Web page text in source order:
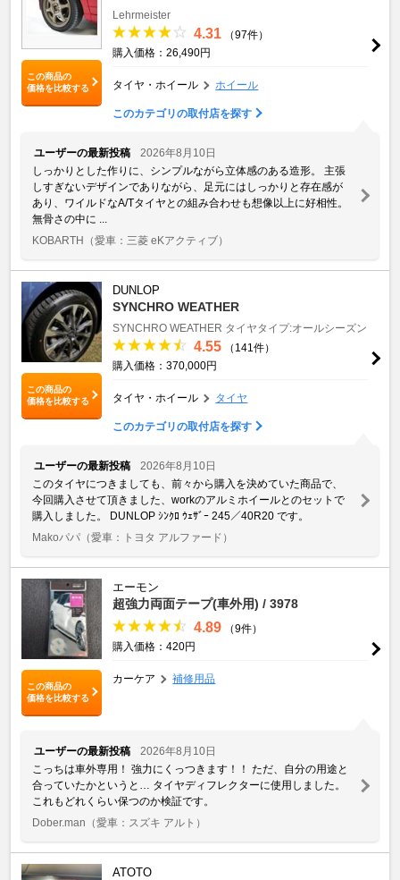
この商品の
価格を比較する
Lehrmeister
4.31
（97件）
購入価格：26,490円
タイヤ・ホイール ホイール
このカテゴリの取付店を探す
ユーザーの最新投稿
2026年8月10日
しっかりとした作りに、シンプルながら立体感のある造形。 主張
しすぎないデザインでありながら、足元にはしっかりと存在感が
あり、ワイルドなA/Tタイヤとの組み合わせも想像以上に好相性。
無骨さの中に ...
KOBARTH （愛車：三菱 eKアクティブ）
この商品の
価格を比較する
DUNLOP
SYNCHRO WEATHER
SYNCHRO WEATHER タイヤタイプ:オールシーズン
4.55
（141件）
購入価格：370,000円
タイヤ・ホイール タイヤ
このカテゴリの取付店を探す
ユーザーの最新投稿
2026年8月10日
このタイヤにつきましても、前々から購入を決めていた商品で、
今回購入させて頂きました、workのアルミホイールとのセットで
購入しました。 DUNLOP ｼﾝｸﾛ ｳｪｻﾞｰ 245／40R20 です。
Makoパパ （愛車：トヨタ アルファード）
この商品の
価格を比較する
エーモン
超強力両面テープ(車外用) / 3978
4.89
（9件）
購入価格：420円
カーケア 補修用品
ユーザーの最新投稿
2026年8月10日
こっちは車外専用！ 強力にくっつきます！！ ただ、自分の用途と
合っていたかというと… タイヤディフレクターに使用しました。
これもどれくらい保つのか検証です。
Dober.man （愛車：スズキ アルト）
ATOTO